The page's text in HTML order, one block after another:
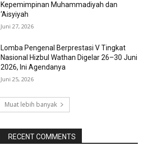
Kepemimpinan Muhammadiyah dan
‘Aisyiyah
Juni 27, 2026
Lomba Pengenal Berprestasi V Tingkat
Nasional Hizbul Wathan Digelar 26–30 Juni
2026, Ini Agendanya
Juni 25, 2026
Muat lebih banyak
RECENT COMMENTS